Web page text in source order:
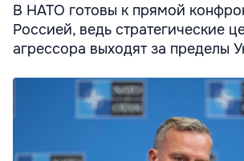
В НАТО готовы к прямой
Россией, ведь стратегические
агрессора выходят за пределы